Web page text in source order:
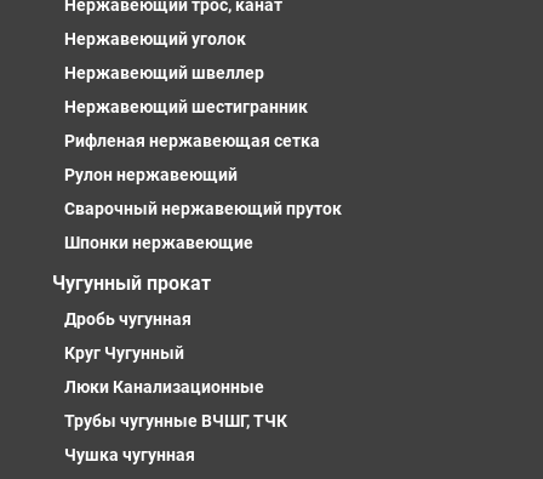
Нержавеющий трос, канат
Нержавеющий уголок
Нержавеющий швеллер
Нержавеющий шестигранник
Рифленая нержавеющая сетка
Рулон нержавеющий
Сварочный нержавеющий пруток
Шпонки нержавеющие
Чугунный прокат
Дробь чугунная
Круг Чугунный
Люки Канализационные
Трубы чугунные ВЧШГ, ТЧК
Чушка чугунная